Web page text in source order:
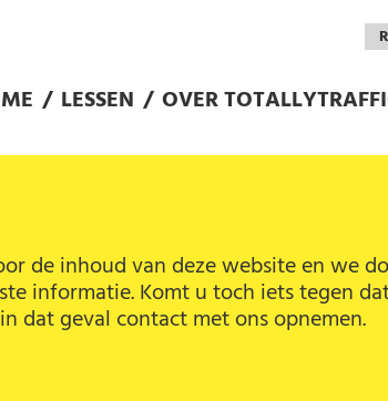
/ LESSEN / OVER
de inhoud van deze website en we
informatie. Komt u toch iets tegen
dat geval contact met ons opnemen.